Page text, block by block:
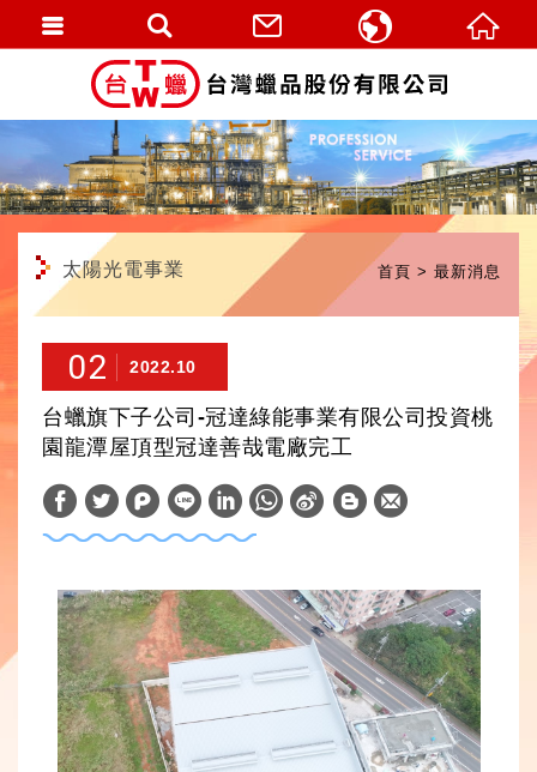
首頁 最新消息
太陽光電事業
02 2022.10
台蠟旗下子公司-冠達綠能事業有限公司投資桃
園龍潭屋頂型冠達善哉電廠完工
W
t
s
A
p
p
S
a
W
e
b
繁體中文
English